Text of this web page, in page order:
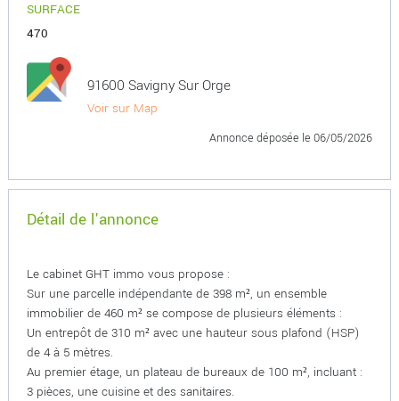
SURFACE
470
91600 Savigny Sur Orge
Voir sur Map
Annonce déposée le 06/05/2026
Détail de l'annonce
Le cabinet GHT immo vous propose :
Sur une parcelle indépendante de 398 m², un ensemble
immobilier de 460 m² se compose de plusieurs éléments :
Un entrepôt de 310 m² avec une hauteur sous plafond (HSP)
de 4 à 5 mètres.
Au premier étage, un plateau de bureaux de 100 m², incluant :
3 pièces, une cuisine et des sanitaires.